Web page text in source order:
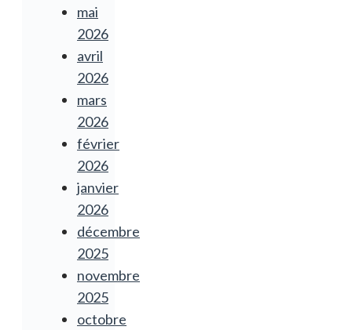
mai
2026
avril
2026
mars
2026
février
2026
janvier
2026
décembre
2025
novembre
2025
octobre